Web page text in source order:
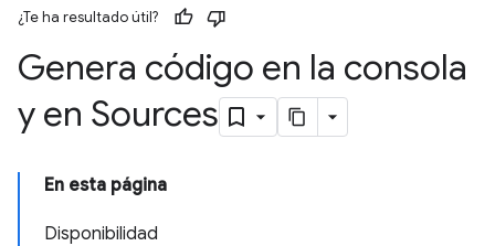
¿Te ha resultado útil?
Genera código en la consola
y en Sources
En esta página
Disponibilidad